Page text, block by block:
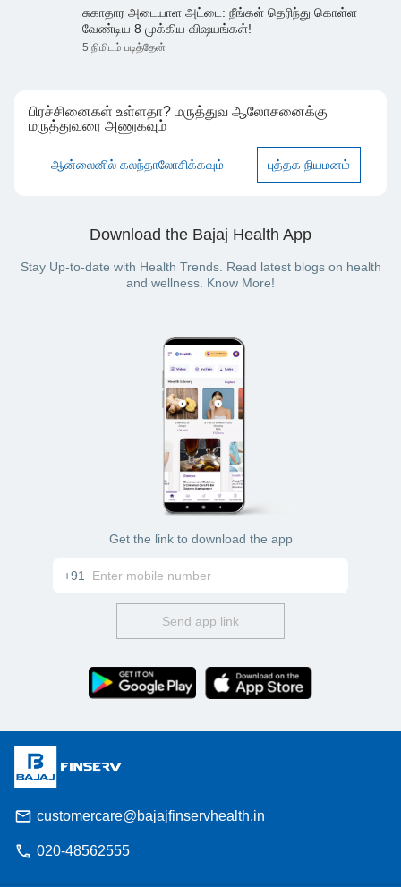
சுகாதார அடையாள அட்டை: நீங்கள் தெரிந்து கொள்ள
வேண்டிய 8 முக்கிய விஷயங்கள்!
5 நிமிடம் படித்தேன்
பிரச்சினைகள் உள்ளதா? மருத்துவ ஆலோசனைக்கு
மருத்துவரை அணுகவும்
ஆன்லைனில் கலந்தாலோசிக்கவும் புத்தக நியமனம்
Download the Bajaj Health App
Stay Up-to-date with Health Trends. Read latest blogs on health
and wellness. Know More!
Get the link to download the app
+91
Send app link
customercare@bajajfinservhealth.in
020-48562555